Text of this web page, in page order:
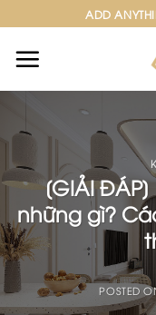
to
content
ADD
[GIẢI
những gì?
POSTED